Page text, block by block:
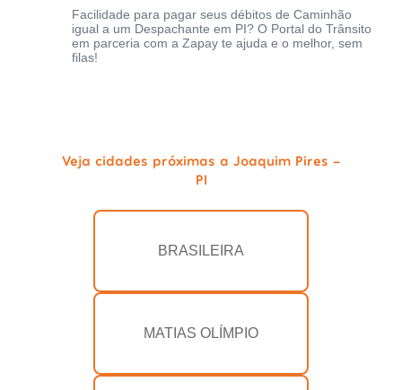
Facilidade para pagar seus débitos de Caminhão
igual a um Despachante em PI? O Portal do Trânsito
em parceria com a Zapay te ajuda e o melhor, sem
filas!
Veja cidades próximas a Joaquim Pires -
PI
BRASILEIRA
MATIAS OLÍMPIO